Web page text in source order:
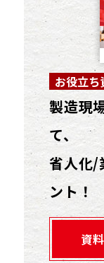
お役立ち
製造現
て、
省人化/
ント！
資